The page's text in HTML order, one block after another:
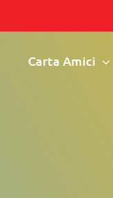
Carta Amici